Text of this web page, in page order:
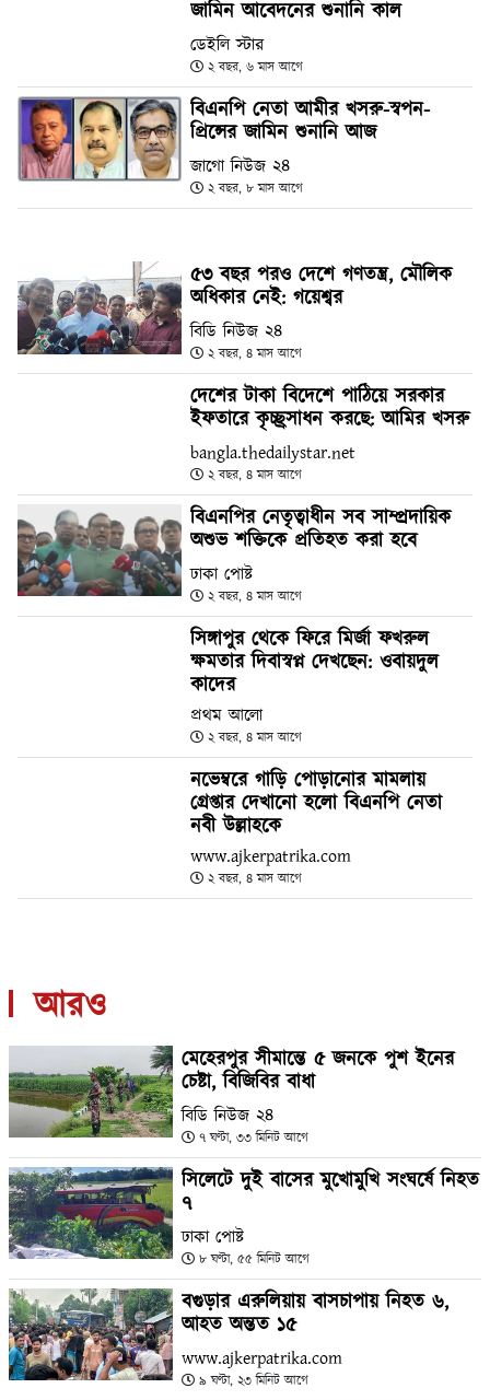
জামিন আবেদনের শুনানি কাল
ডেইলি স্টার
২ বছর, ৬ মাস আগে
বিএনপি নেতা আমীর খসরু-স্বপন-
প্রিন্সের জামিন শুনানি আজ
জাগো নিউজ ২৪
২ বছর, ৮ মাস আগে
৫৩ বছর পরও দেশে গণতন্ত্র, মৌলিক
অধিকার নেই: গয়েশ্বর
বিডি নিউজ ২৪
২ বছর, ৪ মাস আগে
দেশের টাকা বিদেশে পাঠিয়ে সরকার
ইফতারে কৃচ্ছ্রসাধন করছে: আমির খসরু
bangla.thedailystar.net
২ বছর, ৪ মাস আগে
বিএনপির নেতৃত্বাধীন সব সাম্প্রদায়িক
অশুভ শক্তিকে প্রতিহত করা হবে
ঢাকা পোষ্ট
২ বছর, ৪ মাস আগে
সিঙ্গাপুর থেকে ফিরে মির্জা ফখরুল
ক্ষমতার দিবাস্বপ্ন দেখছেন: ওবায়দুল
কাদের
প্রথম আলো
২ বছর, ৪ মাস আগে
নভেম্বরে গাড়ি পোড়ানোর মামলায়
গ্রেপ্তার দেখানো হলো বিএনপি নেতা
নবী উল্লাহকে
www.ajkerpatrika.com
২ বছর, ৪ মাস আগে
আরও
মেহেরপুর সীমান্তে ৫ জনকে পুশ ইনের
চেষ্টা, বিজিবির বাধা
বিডি নিউজ ২৪
৭ ঘণ্টা, ৩৩ মিনিট আগে
সিলেটে দুই বাসের মুখোমুখি সংঘর্ষে নিহত
৭
ঢাকা পোষ্ট
৮ ঘণ্টা, ৫৫ মিনিট আগে
বগুড়ার এরুলিয়ায় বাসচাপায় নিহত ৬,
আহত অন্তত ১৫
www.ajkerpatrika.com
৯ ঘণ্টা, ২৩ মিনিট আগে